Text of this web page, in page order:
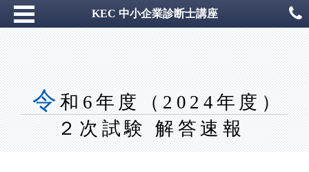
令和6年度（2024年度）
２次試験 解答速報
KEC 中小企業診断士講座